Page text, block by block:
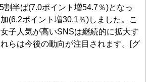
割半ば(7.0ポイント増54.7％)となっ
(6.2ポイント増30.1％)しました。こ
子人気が高いSNSは継続的に拡大す
らは今後の動向が注目されます。[グ